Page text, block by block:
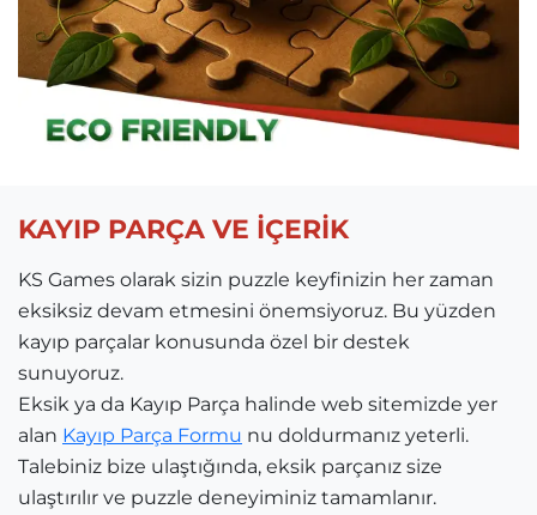
KAYIP PARÇA VE İÇERİK
KS Games olarak sizin puzzle keyfinizin her zaman
eksiksiz devam etmesini önemsiyoruz. Bu yüzden
kayıp parçalar konusunda özel bir destek
sunuyoruz.
Eksik ya da Kayıp Parça halinde web sitemizde yer
alan Kayıp Parça Formu nu doldurmanız yeterli.
Talebiniz bize ulaştığında, eksik parçanız size
ulaştırılır ve puzzle deneyiminiz tamamlanır.